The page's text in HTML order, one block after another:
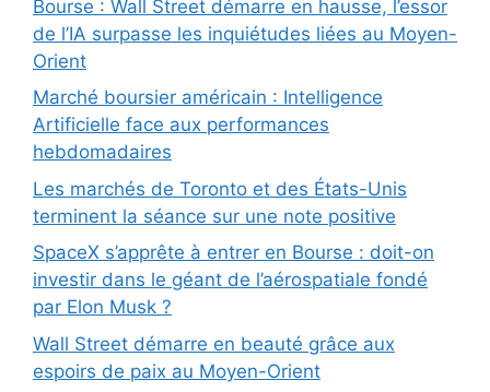
Bourse : Wall Street démarre en hausse, l’essor
de l’IA surpasse les inquiétudes liées au Moyen-
Orient
Marché boursier américain : Intelligence
Artificielle face aux performances
hebdomadaires
Les marchés de Toronto et des États-Unis
terminent la séance sur une note positive
SpaceX s’apprête à entrer en Bourse : doit-on
investir dans le géant de l’aérospatiale fondé
par Elon Musk ?
Wall Street démarre en beauté grâce aux
espoirs de paix au Moyen-Orient